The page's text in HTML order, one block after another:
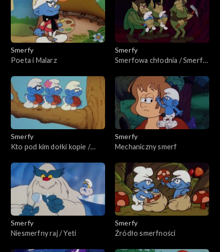
Smerfy
Poeta i Malarz
Smerfy
Smerfowa chłodnia / Smerfy
Smerfy
Kto pod kim dołki kopie /
Smerfy
Mechaniczny smerf
Smerfy
Niesmerfny raj / Yeti
Smerfy
Źródło smerfności